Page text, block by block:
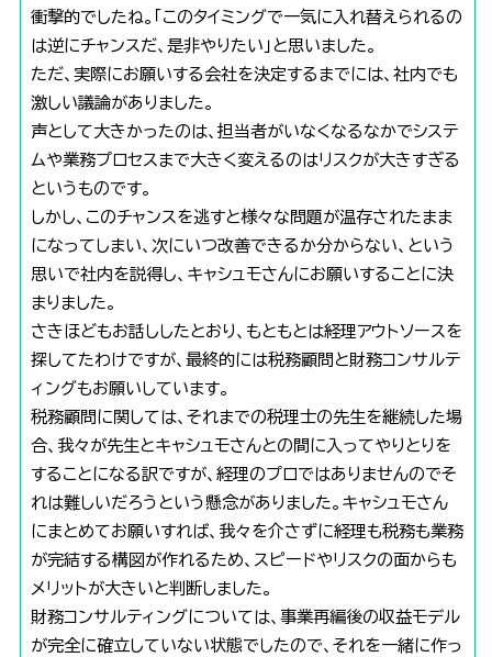
衝撃的でしたね。「このタイミングで一気に入れ替えられるの
は逆にチャンスだ、是非やりたい」と思いました。
ただ、実際にお願いする会社を決定するまでには、社内でも
激しい議論がありました。
声として大きかったのは、担当者がいなくなるなかでシステ
ムや業務プロセスまで大きく変えるのはリスクが大きすぎる
というものです。
しかし、このチャンスを逃すと様々な問題が温存されたまま
になってしまい、次にいつ改善できるか分からない、という
思いで社内を説得し、キャシュモさんにお願いすることに決
まりました。
さきほどもお話ししたとおり、もともとは経理アウトソースを
探してたわけですが、最終的には税務顧問と財務コンサルテ
ィングもお願いしています。
税務顧問に関しては、それまでの税理士の先生を継続した場
合、我々が先生とキャシュモさんとの間に入ってやりとりを
することになる訳ですが、経理のプロではありませんのでそ
れは難しいだろうという懸念がありました。キャシュモさん
にまとめてお願いすれば、我々を介さずに経理も税務も業務
が完結する構図が作れるため、スピードやリスクの面からも
メリットが大きいと判断しました。
財務コンサルティングについては、事業再編後の収益モデル
が完全に確立していない状態でしたので、それを一緒に作っ